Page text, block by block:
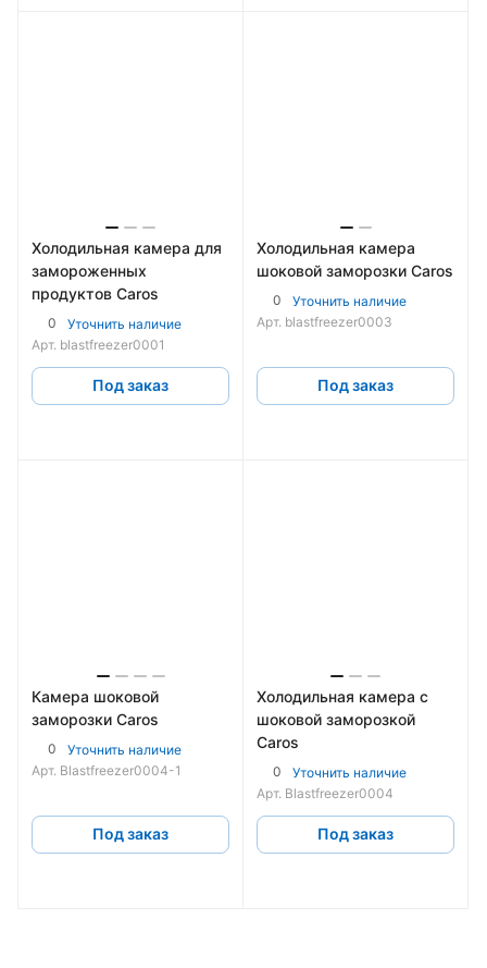
Холодильная камера для
замороженных
продуктов Caros
0
Уточнить наличие
Арт. blastfreezer0001
Под заказ
Холодильная камера
шоковой заморозки Caros
0
Уточнить наличие
Арт. blastfreezer0003
Под заказ
Камера шоковой
заморозки Caros
0
Уточнить наличие
Арт. Blastfreezer0004-1
Под заказ
Холодильная камера с
шоковой заморозкой
Caros
0
Уточнить наличие
Арт. Blastfreezer0004
Под заказ